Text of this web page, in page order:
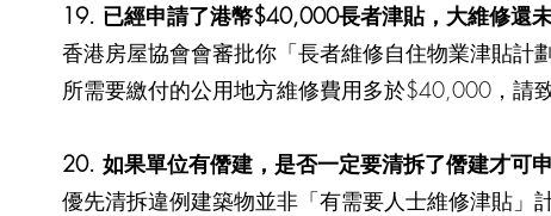
19. 已經申請了港幣$40,000長者津貼，大維修還
香港房屋協會會審批你「長者維修自住物業津貼
所需要繳付的公用地方維修費用多於$40,000，請
20. 如果單位有僭建，是否一定要清拆了僭建才可
優先清拆違例建築物並非「有需要人士維修津貼」